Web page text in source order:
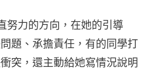
努力的方向，在她的引導
題、承擔責任，有的同學打
突，還主動給她寫情況說明